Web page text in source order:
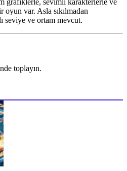
oyun var. Asla sıkılmadan
seviye ve ortam mevcut.
toplayın.